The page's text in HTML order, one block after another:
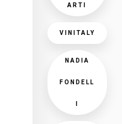
ARTI
VINITALY
NADIA
FONDELL